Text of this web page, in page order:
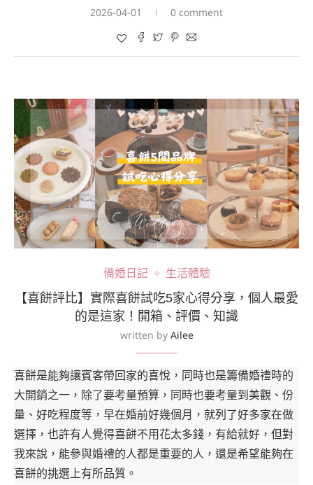
2026-04-01 0 comment
備婚日記 生活體驗
【喜餅評比】實際喜餅試吃5家心得分享，個人最愛
的是這家！開箱、評價、知識
written by Ailee
喜餅是能夠讓賓客帶回家的喜悅，同時也是籌備婚禮時的
大開銷之一，除了要考量預算，同時也要考量到美觀、份
量、好吃程度等，早在婚前好幾個月，就列了好多家在做
選擇，也許有人覺得喜餅不用花太多錢，有給就好，但對
我來說，能參與婚禮的人都是重要的人，還是希望能夠在
喜餅的挑選上有所品質。